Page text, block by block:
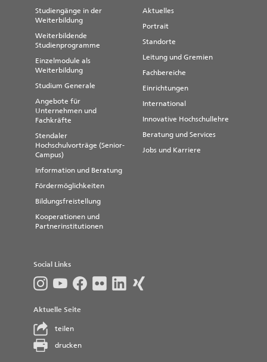
Studiengänge in der
Weiterbildung
Weiterbildende
Studienprogramme
Einzelmodule als
Weiterbildung
Studium Generale
Angebote für
Unternehmen und
Fachkräfte
Stendaler
Hochschulvorträge (Senior-
Campus)
Information und Beratung
Fördermöglichkeiten
Bildungsfreistellung
Kooperationen und
Partnerinstitutionen
Aktuelles
Portrait
Standorte
Leitung und Gremien
Fachbereiche
Einrichtungen
International
Innovative Hochschullehre
Beratung und Services
Jobs und Karriere
Social Links
Aktuelle Seite
teilen
drucken